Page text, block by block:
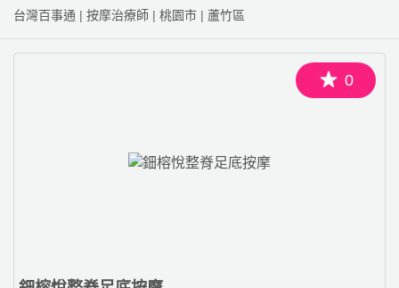
台灣百事通 | 按摩治療師 | 桃園市 | 蘆竹區
0